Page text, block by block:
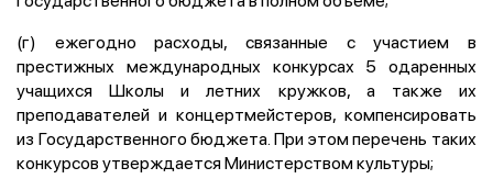
(г) ежегодно расходы, связанные с участием в
престижных международных конкурсах 5 одаренных
учащихся Школы и летних кружков, а также их
преподавателей и концертмейстеров, компенсировать
из Государственного бюджета. При этом перечень таких
конкурсов утверждается Министерством культуры;